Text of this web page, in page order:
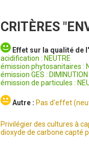
CRITÈRES
Effet sur la qualité de
acidification : NEUTRE
émission phytosanitaires :
émission GES : DIMINUTION
émission de particules :
Autre :Pas d'effet
Privilégier des cultures à
dioxyde de carbone capté